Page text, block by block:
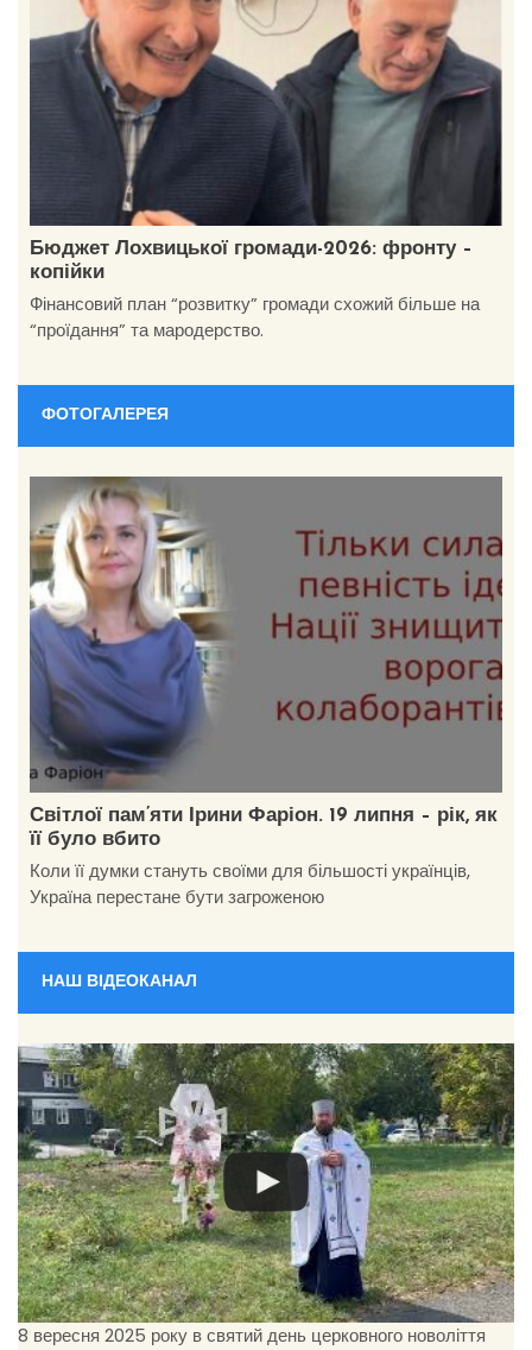
Бюджет Лохвицької громади-2026: фронту –
копійки
Фінансовий план “розвитку” громади схожий більше на
“проїдання” та мародерство.
ФОТОГАЛЕРЕЯ
Світлої пам’яти Ірини Фаріон. 19 липня – рік, як
її було вбито
Коли її думки стануть своїми для більшості українців,
Україна перестане бути загроженою
НАШ ВІДЕОКАНАЛ
8 вересня 2025 року в святий день церковного новоліття